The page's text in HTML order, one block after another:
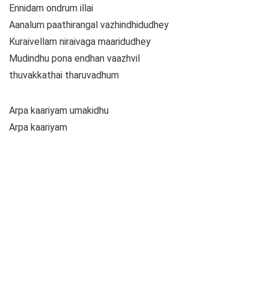
Ennidam ondrum illai
Aanalum paathirangal vazhindhidudhey
Kuraivellam niraivaga maaridudhey
Mudindhu pona endhan vaazhvil
thuvakkathai tharuvadhum
Arpa kaariyam umakidhu
Arpa kaariyam